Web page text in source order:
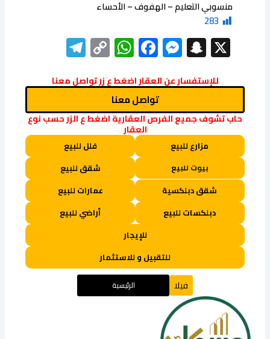
منسوبي التعليم – الهفوف – الأحساء
283
X
Snapchat
Messenger
Facebook
WhatsApp
Copy
Link
للإستفسار عن العقار اضغط ع زر تواصل معنا
تواصل معنا
حاب تشوف جميع الفرص العقارية اضغط ع الزر حسب نوع
العقار
مزارع للبيع فلل للبيع
بيوت للبيع
شقق للبيع
شقق دبلكسية
عمارات للبيع
دبلكسات للبيع
أراضي للبيع
للإيجار
للتقبيل و للاستثمار
فيلا الرئيسية